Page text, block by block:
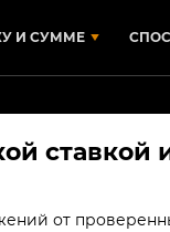
И СУММЕ
от